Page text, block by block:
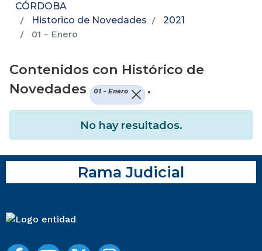
CÓRDOBA
Historico de Novedades
2021
01 - Enero
Contenidos con Histórico de
Novedades
01 - Enero .
No hay resultados.
Rama Judicial